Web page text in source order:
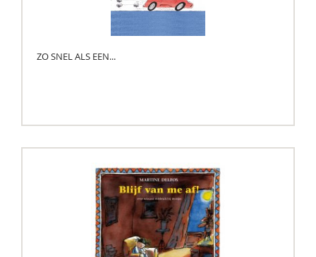
ZO SNEL ALS EEN...